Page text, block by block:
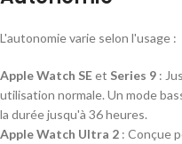
L'autonomie varie selon l'usage :
Apple Watch SEet Series 9 :
utilisation normale. Un mode
la durée jusqu'à 36 heures.
Apple Watch Ultra 2 : Conçue